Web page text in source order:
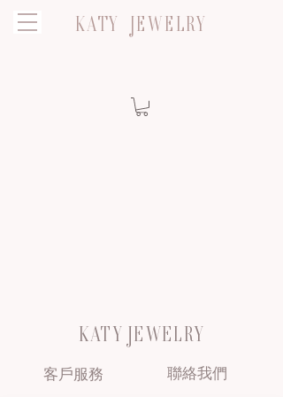
KATY JEWELRY
KATY JEWELRY
客戶服務 聯絡我們